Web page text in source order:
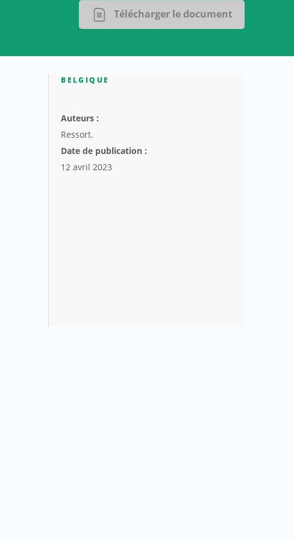
Télécharger le document
BELGIQUE
Auteurs :
Ressort.
Date de publication :
12 avril 2023